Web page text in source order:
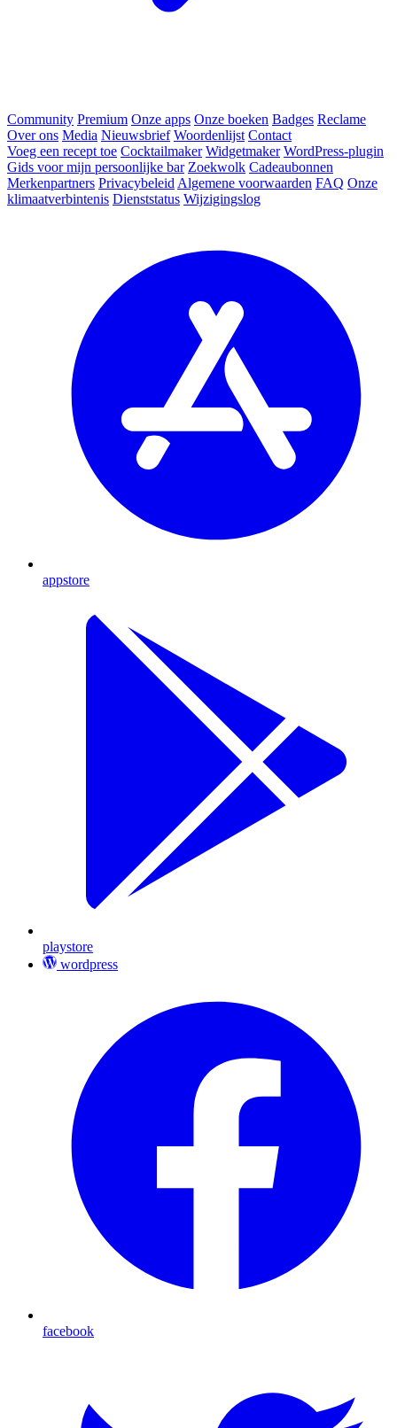
Community Premium Onze apps Onze boeken Badges Reclame
Over ons Media Nieuwsbrief Woordenlijst Contact
Voeg een recept toe Cocktailmaker Widgetmaker WordPress-plugin
Gids voor mijn persoonlijke bar Zoekwolk Cadeaubonnen
Merkenpartners Privacybeleid Algemene voorwaarden FAQ Onze
klimaatverbintenis Dienststatus Wijzigingslog
appstore
playstore
wordpress
facebook